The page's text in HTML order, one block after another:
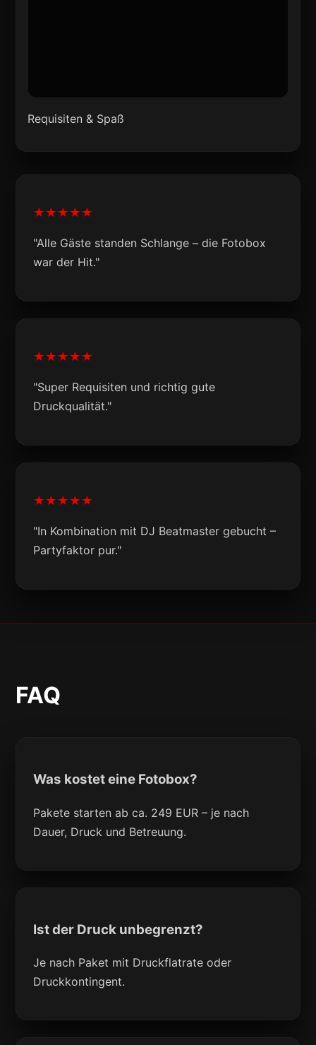
Requisiten & Spaß
★★★★★
"Alle Gäste standen Schlange – die Fotobox
war der Hit."
★★★★★
"Super Requisiten und richtig gute
Druckqualität."
★★★★★
"In Kombination mit DJ Beatmaster gebucht –
Partyfaktor pur."
FAQ
Was kostet eine Fotobox?
Pakete starten ab ca. 249 EUR – je nach
Dauer, Druck und Betreuung.
Ist der Druck unbegrenzt?
Je nach Paket mit Druckflatrate oder
Druckkontingent.